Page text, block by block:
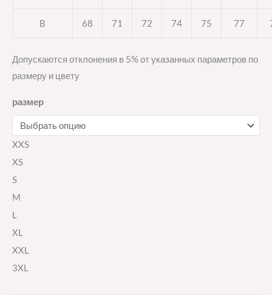
B 68 71 72 74 75 77
Допускаются отклонения в 5% от указанных параметров по
размеру и цвету
размер
XXS
XS
S
M
L
XL
XXL
3XL